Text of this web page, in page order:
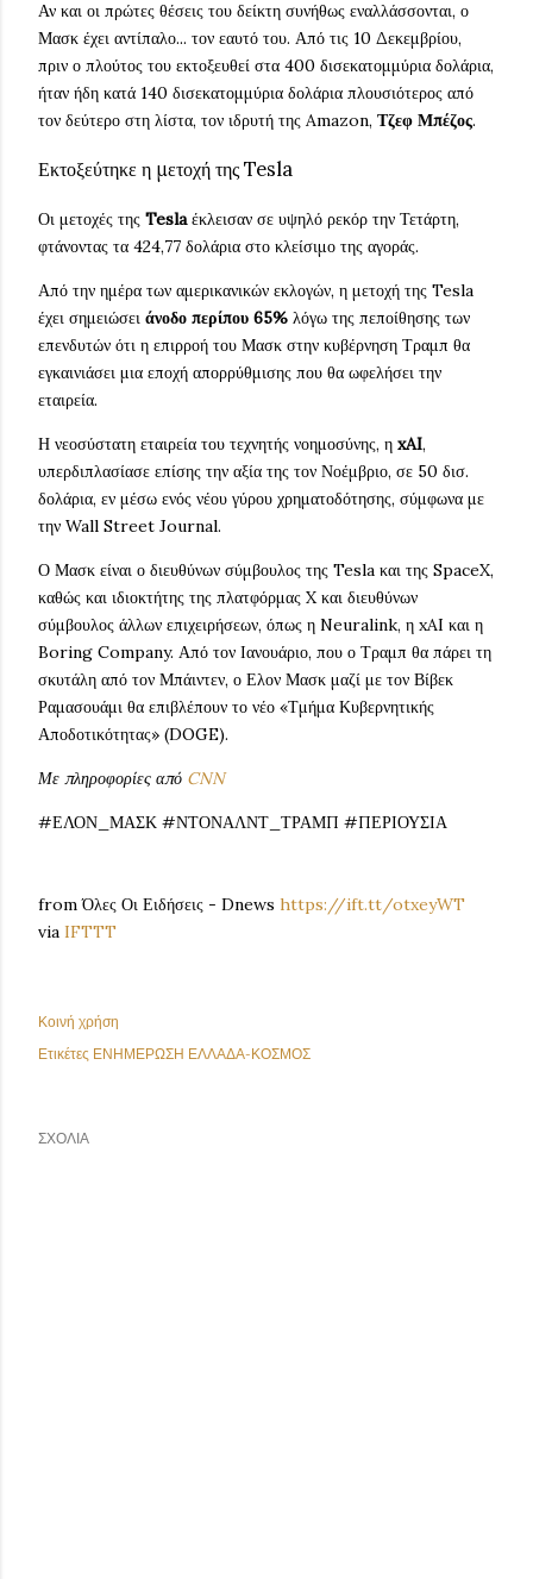
Αν και οι πρώτες θέσεις του δείκτη συνήθως εναλλάσσονται, ο
Μασκ έχει αντίπαλο... τον εαυτό του. Από τις 10 Δεκεμβρίου,
πριν ο πλούτος του εκτοξευθεί στα 400 δισεκατομμύρια δολάρια,
ήταν ήδη κατά 140 δισεκατομμύρια δολάρια πλουσιότερος από
τον δεύτερο στη λίστα, τον ιδρυτή της Amazon, Τζεφ Μπέζος.
Εκτοξεύτηκε η μετοχή της Tesla
Οι μετοχές της Teslaέκλεισαν σε υψηλό ρεκόρ την Τετάρτη,
φτάνοντας τα 424,77 δολάρια στο κλείσιμο της αγοράς.
Από την ημέρα των αμερικανικών εκλογών, η μετοχή της Tesla
έχει σημειώσει άνοδο περίπου 65% λόγω της πεποίθησης των
επενδυτών ότι η επιρροή του Μασκ στην κυβέρνηση Τραμπ θα
εγκαινιάσει μια εποχή απορρύθμισης που θα ωφελήσει την
εταιρεία.
Η νεοσύστατη εταιρεία του τεχνητής νοημοσύνης, η xAI,
υπερδιπλασίασε επίσης την αξία της τον Νοέμβριο, σε 50 δισ.
δολάρια, εν μέσω ενός νέου γύρου χρηματοδότησης, σύμφωνα με
την Wall Street Journal.
Ο Μασκ είναι ο διευθύνων σύμβουλος της Tesla και της SpaceX,
καθώς και ιδιοκτήτης της πλατφόρμας X και διευθύνων
σύμβουλος άλλων επιχειρήσεων, όπως η Neuralink, η xAI και η
Boring Company. Από τον Ιανουάριο, που ο Τραμπ θα πάρει τη
σκυτάλη από τον Μπάιντεν, ο Ελον Μασκ μαζί με τον Βίβεκ
Ραμασουάμι θα επιβλέπουν το νέο «Τμήμα Κυβερνητικής
Αποδοτικότητας» (DOGE).
Με πληροφορίες από CNN
#ΕΛΟΝ_ΜΑΣΚ #ΝΤΟΝΑΛΝΤ_ΤΡΑΜΠ #ΠΕΡΙΟΥΣΙΑ
from Όλες Οι Ειδήσεις - Dnews https://ift.tt/otxeyWT
via IFTTT
Κοινή χρήση
Ετικέτες ΕΝΗΜΕΡΩΣΗ ΕΛΛΑΔΑ-ΚΟΣΜΟΣ
ΣΧΌΛΙΑ